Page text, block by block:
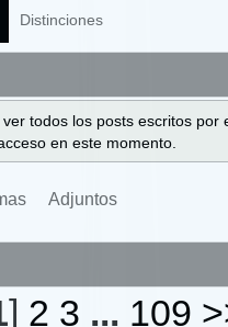
Distinciones
todos los posts escritos
en este momento.
Adjuntos
] 2 3 ... 109